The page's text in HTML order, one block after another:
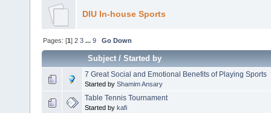
DIU In-house Sports
Pages: [1]2 3 ...9 Go Down
Subject/Started by
7 Great Social and Emotional Benefits of Playing Sports
Started by Shamim Ansary
Table Tennis Tournament
Started by kafi